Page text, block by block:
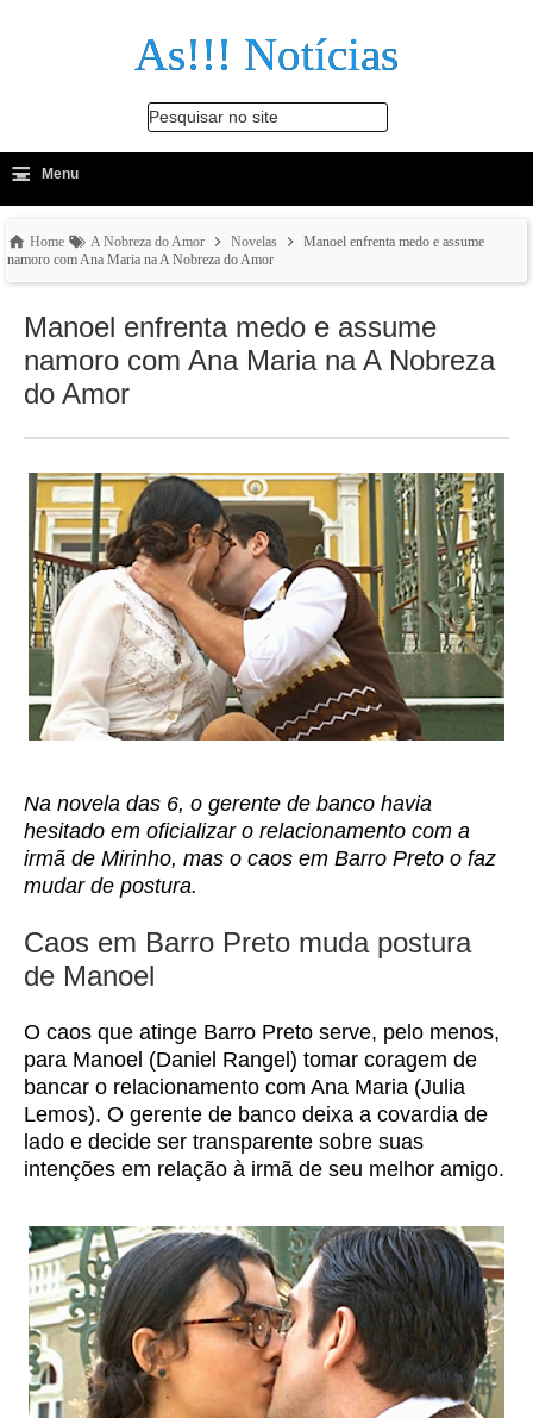
As!!! Notícias
Pesquisar no site
-
≡ Menu
Home A Nobreza do Amor Novelas
Manoel enfrenta medo e assume
namoro com Ana Maria na A Nobreza do Amor
Manoel enfrenta medo e assume
namoro com Ana Maria na A Nobreza
do Amor
Na novela das 6, o gerente de banco havia
hesitado em oficializar o relacionamento com a
irmã de Mirinho, mas o caos em Barro Preto o faz
mudar de postura.
Caos em Barro Preto muda postura
de Manoel
O caos que atinge Barro Preto serve, pelo menos,
para Manoel (Daniel Rangel) tomar coragem de
bancar o relacionamento com Ana Maria (Julia
Lemos). O gerente de banco deixa a covardia de
lado e decide ser transparente sobre suas
intenções em relação à irmã de seu melhor amigo.